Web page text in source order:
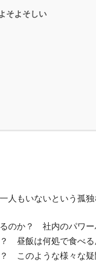
そよそしい
人もいないという孤独
のか？ 社内のパワー
昼飯は何処で食べ
このような様々な疑